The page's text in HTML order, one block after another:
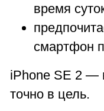
время
смартфон
iPhone SE 2 —
точно в цель.